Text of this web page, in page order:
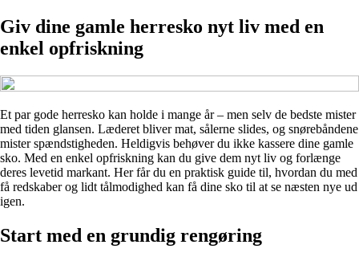
Giv dine gamle herresko nyt liv med en
enkel opfriskning
Et par gode herresko kan holde i mange år – men selv de bedste mister
med tiden glansen. Læderet bliver mat, sålerne slides, og snørebåndene
mister spændstigheden. Heldigvis behøver du ikke kassere dine gamle
sko. Med en enkel opfriskning kan du give dem nyt liv og forlænge
deres levetid markant. Her får du en praktisk guide til, hvordan du med
få redskaber og lidt tålmodighed kan få dine sko til at se næsten nye ud
igen.
Start med en grundig rengøring